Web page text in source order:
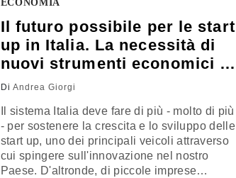
ECONOMIA
Il futuro possibile per le start
up in Italia. La necessità di
nuovi strumenti economici e
normativi
Di Andrea Giorgi
Il sistema Italia deve fare di più - molto di più
- per sostenere la crescita e lo sviluppo delle
start up, uno dei principali veicoli attraverso
cui spingere sull'innovazione nel nostro
Paese. D'altronde, di piccole imprese